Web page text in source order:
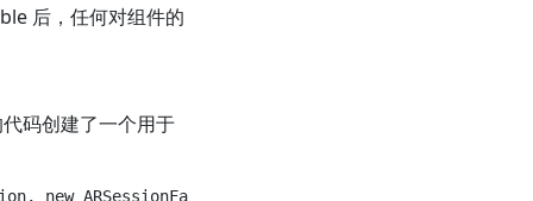
后，任何对组件的
码创建了一个用于